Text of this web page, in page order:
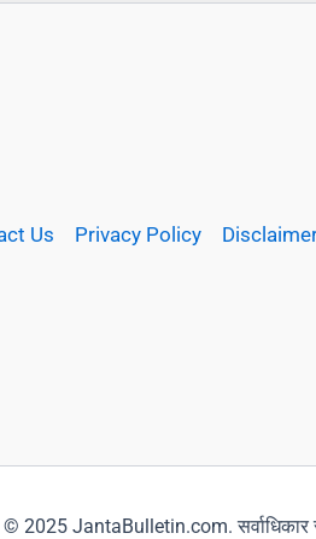
Us Privacy Policy
© 2025 JantaBulletin.com. सर्वाधिकार